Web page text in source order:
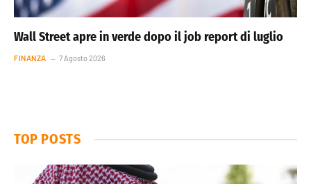
Wall Street apre in verde dopo il job report di luglio
FINANZA 7 Agosto 2026
TOP POSTS